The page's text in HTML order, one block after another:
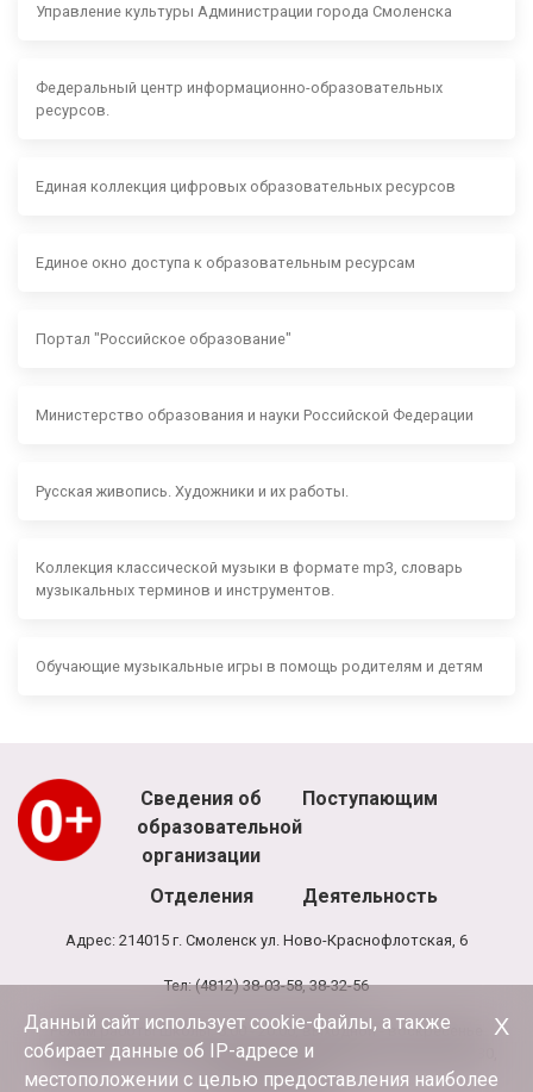
Управление культуры Администрации города Смоленска
Федеральный центр информационно-образовательных
ресурсов.
Единая коллекция цифровых образовательных ресурсов
Единое окно доступа к образовательным ресурсам
Портал "Российское образование"
Министерство образования и науки Российской Федерации
Русская живопись. Художники и их работы.
Коллекция классической музыки в формате mp3, словарь
музыкальных терминов и инструментов.
Обучающие музыкальные игры в помощь родителям и детям
Сведения об
образовательной
организации
Поступающим
Отделения Деятельность
Адрес: 214015 г. Смоленск ул. Ново-Краснофлотская, 6
Тел: (4812) 38-03-58, 38-32-56
Режим работы школы: 8.00 - 20.00, выходной - воскресенье
Режим работы администрации и бухгалтерии школы: 9.00-17.30,
обед 13.00-13.30
Данный сайт использует cookie-файлы, а также
собирает данные об IP-адресе и
местоположении с целью предоставления наиболее
Х